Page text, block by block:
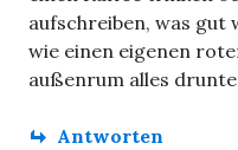
aufschreiben, was gut
wie einen eigenen
außenrum alles
Antworten